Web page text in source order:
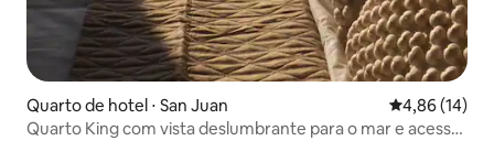
Quarto de hotel ⋅ San Juan 4,86 de uma
4,86 (14)
Quarto King com vista deslumbrante para o mar e acesso